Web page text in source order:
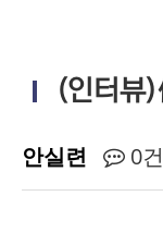
(인터뷰)
안실련 0건